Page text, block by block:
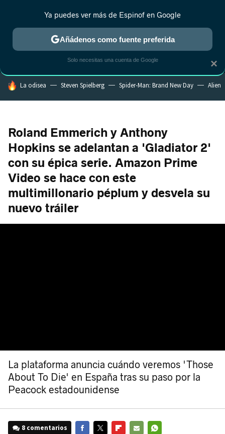
MENÚ NUEVO
ESTRENOS REALITY ANIME RANKINGS CINE
HOY SE HABLA DE
La odisea Steven Spielberg Spider-Man: Brand New Day Alien
Roland Emmerich y Anthony
Hopkins se adelantan a 'Gladiator 2'
con su épica serie. Amazon Prime
Video se hace con este
multimillonario péplum y desvela su
nuevo tráiler
La plataforma anuncia cuándo veremos 'Those
About To Die' en España tras su paso por la
Peacock estadounidense
8 comentarios
×
Ya puedes ver más de Espinof en Google
Añádenos como fuente preferida
Solo necesitas una cuenta de Google